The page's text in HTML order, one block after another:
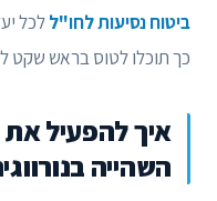
ביטוח נסיעות לחו"ללכל
כך תוכלו לטוס בראש שקט
איך להפעיל את
השהייה